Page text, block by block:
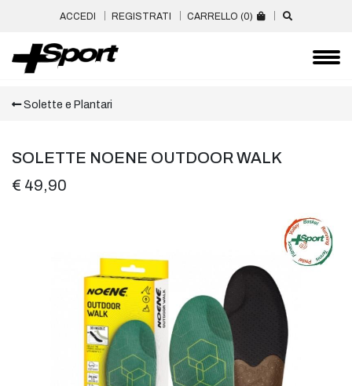
ACCEDI REGISTRATI CARRELLO (0)
Solette e Plantari
SOLETTE NOENE OUTDOOR WALK
€ 49,90